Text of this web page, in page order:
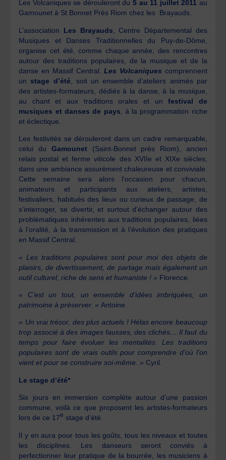
Les Volcaniques se dérouleront du 5 au 11 juillet 2011 au
Gamounet à St Bonnet Près Riom chez les Brayauds.
L’association Les Brayauds , Centre Départemental des
Musiques et Danses Traditionnelles du Puy-de-Dôme,
organise cet été, comme chaque année, des rencontres
autour des traditions populaires, de la musique et de la
danse en Massif Central.Les Volcaniques comprennent
un stage d’été , soit un ensemble d’ateliers animés par
des artistes-formateurs, dédiés à la danse, à la musique,
au chant et aux traditions orales et unfestival de
musiques et danses de pays , à la programmation riche
et éclectique.
Les festivités se dérouleront dans un cadre remarquable,
celui du Gamounet(Saint-Bonnet près Riom), ancien
relais postal et ferme viticole des XVIIe et XIXe siècles,
dans une ambiance assurément chaleureuse et conviviale.
Cette semaine sera alors l’occasion pour chacun,
animateurs et participants aux ateliers, artistes,
festivaliers, habitués des lieux ou curieux de passage, de
s’interroger, se divertir, et surtout d’échanger autour des
problématiques inhérentes aux traditions populaires, liées
à l’oralité, à la transmission et à l’évolution des pratiques
en Massif Central.
« Les traditions populaires sont pour moi des objets de
plaisirs, de divertissement, de partage mais également un
outil culturel, riche de sens et humaniste ! » Florence
« C’est un tout, un ensemble d’idées imbriquées, un
patrimoine à préserver. »Antoine
« Un vrai trésor, des plus actuels ! Hélas encore beaucoup
trop associé à des images fausses, des clichés… Il faut du
temps pour faire évoluer les mentalités. Les traditions
populaires sont de vrais outils pour comprendre d’où l’on
vient et pour se construire soi-même. » Cyril.
Le stage d’été*
Six jours en immersion complète autour d’une passion
commune, voilà ce que proposent les artistes-formateurs
lors de ce 17e stage d’été.
Il y en aura pour tous les goûts, tous les niveaux et toutes
les disciplines. Les danseurs seront conviés à
perfectionner leur pratique de la bourrée, les musiciens à